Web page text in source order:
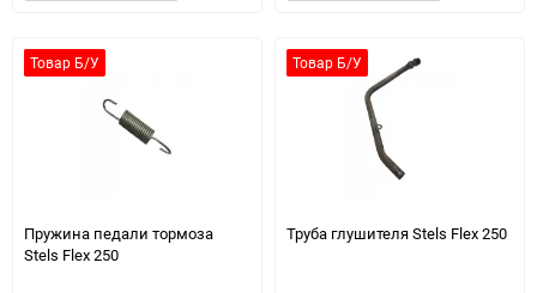
Товар Б/У
Пружина педали тормоза
Stels Flex 250
Товар Б/У
Труба глушителя Stels Flex 250